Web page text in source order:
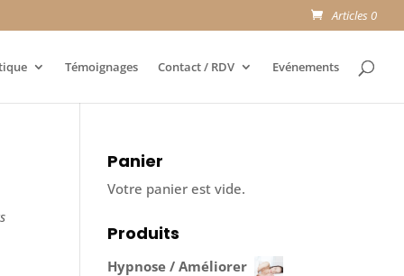
Articles 0
Témoignages Contact / RDV Evénements
Panier
Votre panier est vide.
Produits
Hypnose / Améliorer